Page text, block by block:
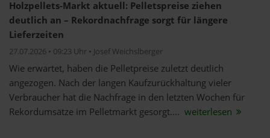
Holzpellets-Markt aktuell: Pelletspreise ziehen
deutlich an – Rekordnachfrage sorgt für längere
Lieferzeiten
27.07.2026 • 09:23 Uhr • Josef Weichslberger
Wie erwartet, haben die Pelletpreise zuletzt deutlich
angezogen. Nach der langen Kaufzurückhaltung vieler
Verbraucher hat die Nachfrage in den letzten Wochen für
Rekordumsätze im Pelletmarkt gesorgt.... weiterlesen